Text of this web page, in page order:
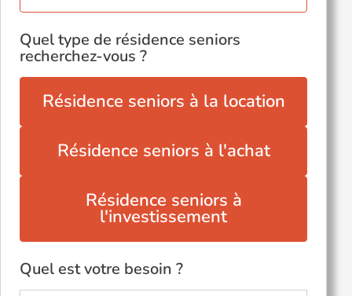
Quel type de résidence seniors
recherchez-vous ?
Résidence seniors à la location
Résidence seniors à l'achat
Résidence seniors à
l'investissement
Quel est votre besoin ?